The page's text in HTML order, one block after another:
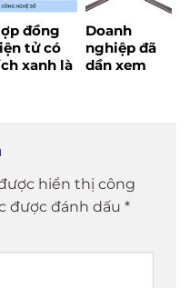
đồng
tử có
xanh là
Doanh
nghiệp đã
dần xem
hiển thị công
được đánh dấu *